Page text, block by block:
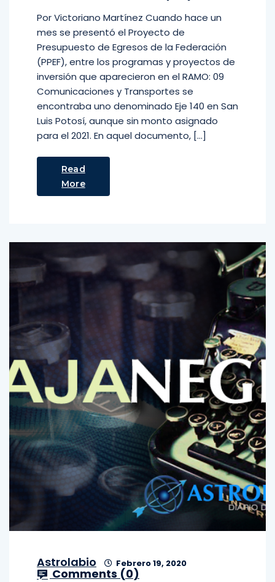
Por Victoriano Martínez Cuando hace un
mes se presentó el Proyecto de
Presupuesto de Egresos de la Federación
(PPEF), entre los programas y proyectos de
inversión que aparecieron en el RAMO: 09
Comunicaciones y Transportes se
encontraba uno denominado Eje 140 en San
Luis Potosí, aunque sin monto asignado
para el 2021. En aquel documento, […]
Read
More
Astrolabio Febrero 19, 2020
Comments (0)